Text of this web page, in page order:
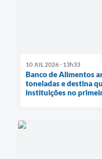
10 JUL 2026 - 13h33
Banco de Alimentos
toneladas e destina
instituições no